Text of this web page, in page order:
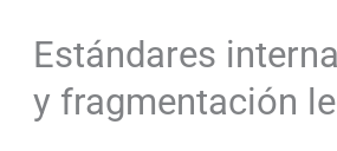
Estándares
y fragmentación